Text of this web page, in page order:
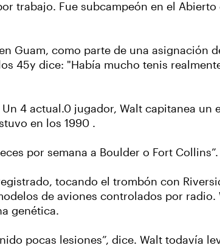
trabajo. Fue subcampeón en el Abierto
Guam, como parte de una asignación
45y dice: "Había mucho tenis
4 actual.0 jugador, Walt capitanea un
en los 1990 .
por semana a Boulder o Fort Collins”.
tocando el trombón con
de aviones controlados por radio.
genética.
pocas lesiones”, dice. Walt todavía